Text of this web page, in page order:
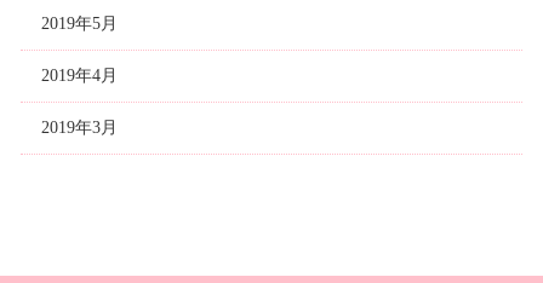
2019年5月
2019年4月
2019年3月